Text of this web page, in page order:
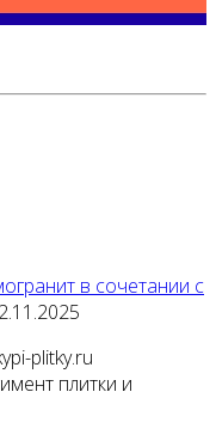
в сочетании с
plitky.ru
плитки и